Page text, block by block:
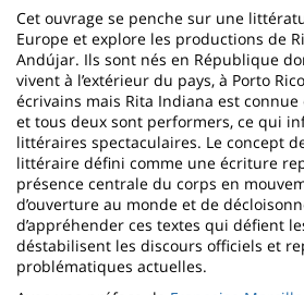
Cet ouvrage se penche sur une
Europe et explore les productions de
Andújar. Ils sont nés en République
vivent à l’extérieur du pays, à Porto
écrivains mais Rita Indiana est
et tous deux sont performers, ce qui
littéraires spectaculaires. Le concept
littéraire défini comme une écriture
présence centrale du corps en
d’ouverture au monde et de
d’appréhender ces textes qui défient
déstabilisent les discours officiels et
problématiques actuelles.